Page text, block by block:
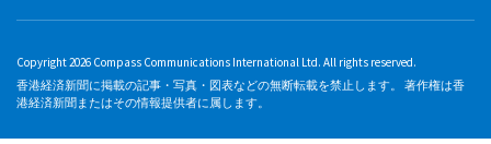
Copyright 2026 Compass Communications International Ltd. All rights reserved.
香港経済新聞に掲載の記事・写真・図表などの無断転載を禁止します。 著作権は香
港経済新聞またはその情報提供者に属します。